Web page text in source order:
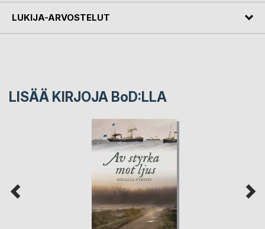
LUKIJA-ARVOSTELUT
LISÄÄ KIRJOJA BoD:LLA